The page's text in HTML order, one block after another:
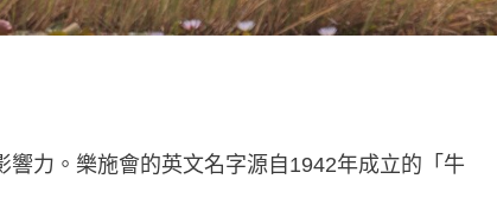
力。樂施會的英文名字源自1942年成立的「牛